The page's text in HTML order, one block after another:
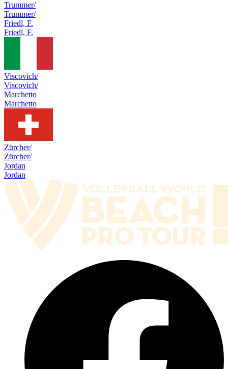
Trummer/
Trummer/
Friedl, F.
Friedl, F.
Viscovich/
Viscovich/
Marchetto
Marchetto
Zürcher/
Zürcher/
Jordan
Jordan